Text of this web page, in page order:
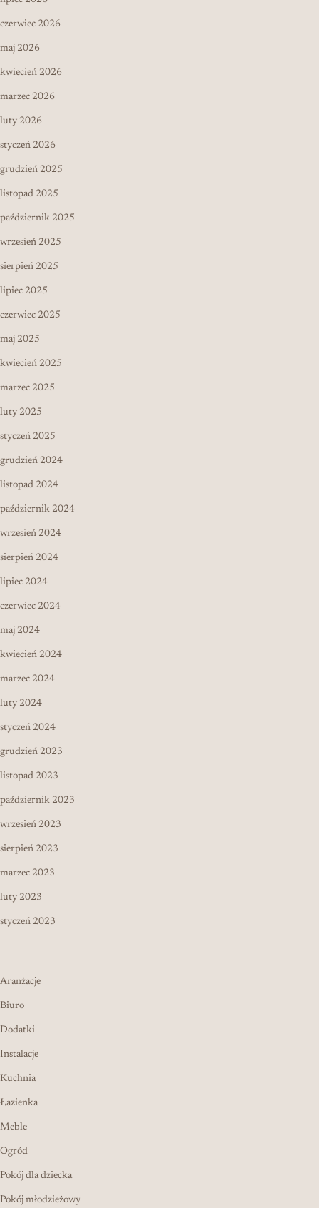
czerwiec 2026
maj 2026
kwiecień 2026
marzec 2026
luty 2026
styczeń 2026
grudzień 2025
listopad 2025
październik 2025
wrzesień 2025
sierpień 2025
lipiec 2025
czerwiec 2025
maj 2025
kwiecień 2025
marzec 2025
luty 2025
styczeń 2025
grudzień 2024
listopad 2024
październik 2024
wrzesień 2024
sierpień 2024
lipiec 2024
czerwiec 2024
maj 2024
kwiecień 2024
marzec 2024
luty 2024
styczeń 2024
grudzień 2023
listopad 2023
październik 2023
wrzesień 2023
sierpień 2023
marzec 2023
luty 2023
styczeń 2023
Aranżacje
Biuro
Dodatki
Instalacje
Kuchnia
Łazienka
Meble
Ogród
Pokój dla dziecka
Pokój młodzieżowy